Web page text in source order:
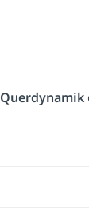
Querdynamik